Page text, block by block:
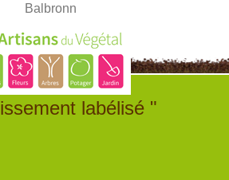
Balbronn
labélisé "